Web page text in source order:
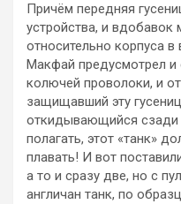
Причём передняя
устройства, и вдобавок
относительно корпуса в
Макфай предусмотрел и
колючей проволоки, и
защищавший эту
откидывающийся сзади
полагать, этот «танк»
плавать! И вот
а то и сразу две, но с
англичан танк, по